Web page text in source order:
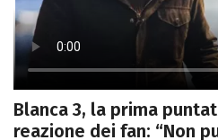
Blanca 3, la prima
reazione dei fan: “Non